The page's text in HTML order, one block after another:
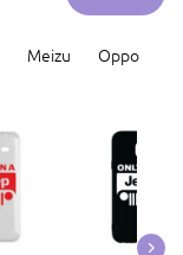
Meizu
Oppo